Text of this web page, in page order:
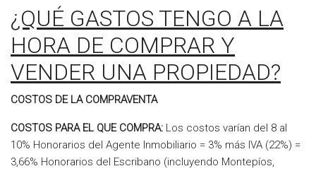
¿QUÉ GASTOS TENGO A LA
HORA DE COMPRAR Y
VENDER UNA PROPIEDAD?
COSTOS DE LA COMPRAVENTA
COSTOS PARA EL QUE COMPRA: Los costos varían del 8 al
10% Honorarios del Agente Inmobiliario = 3% más IVA (22%) =
3,66% Honorarios del Escribano (incluyendo Montepíos,